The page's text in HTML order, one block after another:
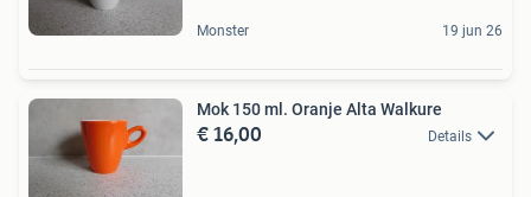
Monster 19 jun 26
Mok 150 ml. Oranje Alta Walkure
€ 16,00 Details